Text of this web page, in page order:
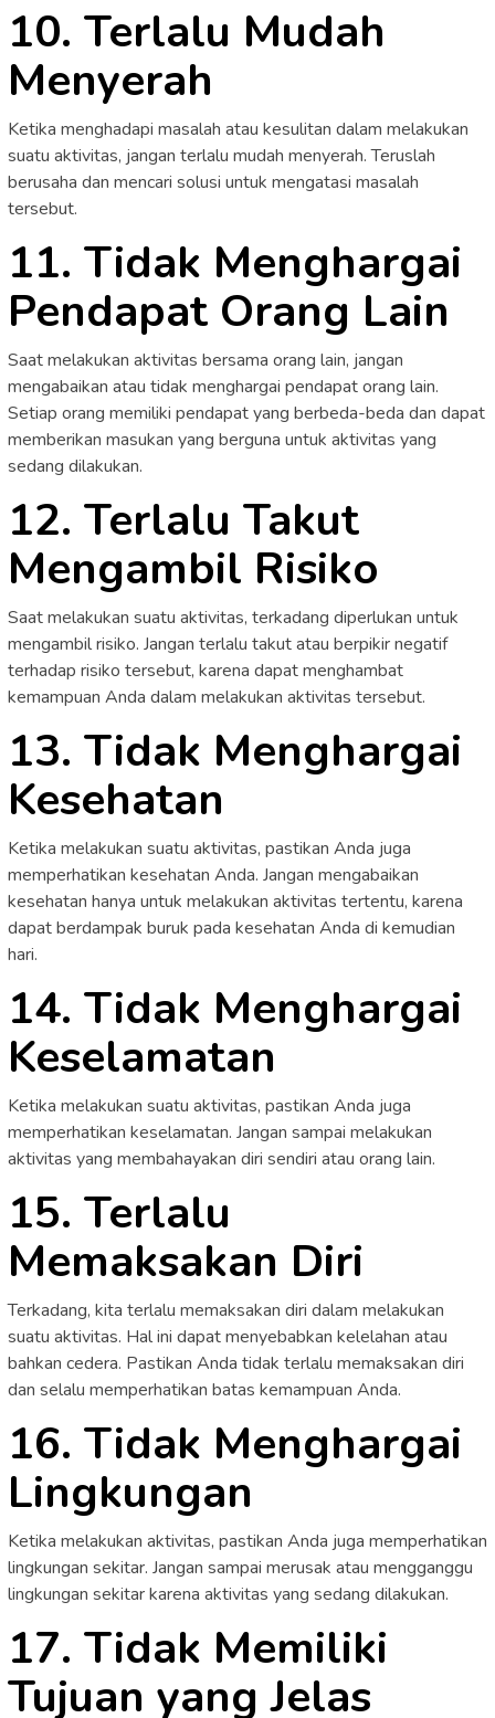
10. Terlalu Mudah
Menyerah
Ketika menghadapi masalah atau kesulitan dalam melakukan
suatu aktivitas, jangan terlalu mudah menyerah. Teruslah
berusaha dan mencari solusi untuk mengatasi masalah
tersebut.
11. Tidak Menghargai
Pendapat Orang Lain
Saat melakukan aktivitas bersama orang lain, jangan
mengabaikan atau tidak menghargai pendapat orang lain.
Setiap orang memiliki pendapat yang berbeda-beda dan dapat
memberikan masukan yang berguna untuk aktivitas yang
sedang dilakukan.
12. Terlalu Takut
Mengambil Risiko
Saat melakukan suatu aktivitas, terkadang diperlukan untuk
mengambil risiko. Jangan terlalu takut atau berpikir negatif
terhadap risiko tersebut, karena dapat menghambat
kemampuan Anda dalam melakukan aktivitas tersebut.
13. Tidak Menghargai
Kesehatan
Ketika melakukan suatu aktivitas, pastikan Anda juga
memperhatikan kesehatan Anda. Jangan mengabaikan
kesehatan hanya untuk melakukan aktivitas tertentu, karena
dapat berdampak buruk pada kesehatan Anda di kemudian
hari.
14. Tidak Menghargai
Keselamatan
Ketika melakukan suatu aktivitas, pastikan Anda juga
memperhatikan keselamatan. Jangan sampai melakukan
aktivitas yang membahayakan diri sendiri atau orang lain.
15. Terlalu
Memaksakan Diri
Terkadang, kita terlalu memaksakan diri dalam melakukan
suatu aktivitas. Hal ini dapat menyebabkan kelelahan atau
bahkan cedera. Pastikan Anda tidak terlalu memaksakan diri
dan selalu memperhatikan batas kemampuan Anda.
16. Tidak Menghargai
Lingkungan
Ketika melakukan aktivitas, pastikan Anda juga memperhatikan
lingkungan sekitar. Jangan sampai merusak atau mengganggu
lingkungan sekitar karena aktivitas yang sedang dilakukan.
17. Tidak Memiliki
Tujuan yang Jelas